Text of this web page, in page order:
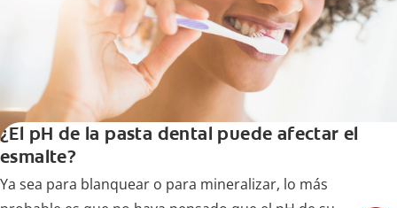
¿El pH de la pasta dental puede afectar el
esmalte?
Ya sea para blanquear o para mineralizar, lo más